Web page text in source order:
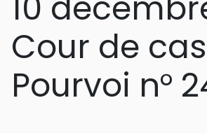
Cour de
Pourvoi n°